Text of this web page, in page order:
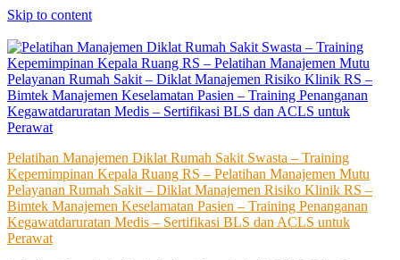
Skip to content
Pelatihan Manajemen Diklat Rumah Sakit Swasta – Training
Kepemimpinan Kepala Ruang RS – Pelatihan Manajemen Mutu
Pelayanan Rumah Sakit – Diklat Manajemen Risiko Klinik RS –
Bimtek Manajemen Keselamatan Pasien – Training Penanganan
Kegawatdaruratan Medis – Sertifikasi BLS dan ACLS untuk
Perawat